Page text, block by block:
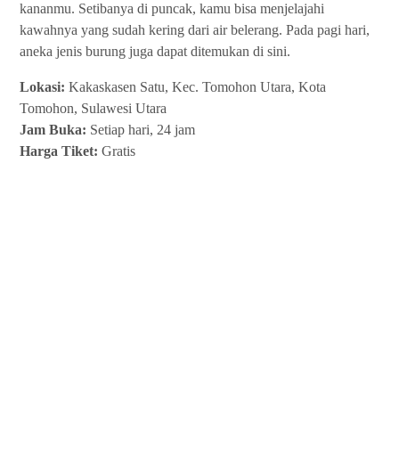
kananmu. Setibanya di puncak, kamu bisa menjelajahi
kawahnya yang sudah kering dari air belerang. Pada pagi hari,
aneka jenis burung juga dapat ditemukan di sini.
Lokasi: Kakaskasen Satu, Kec. Tomohon Utara, Kota
Tomohon, Sulawesi Utara
Jam Buka: Setiap hari, 24 jam
Harga Tiket: Gratis